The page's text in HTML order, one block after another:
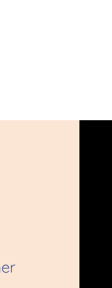
第
公